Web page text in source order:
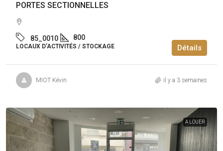
PORTES SECTIONNELLES
85_0010 800
LOCAUX D’ACTIVITÉS / STOCKAGE Détails
MIOT Kévin il y a 3 semaines
A LOUER